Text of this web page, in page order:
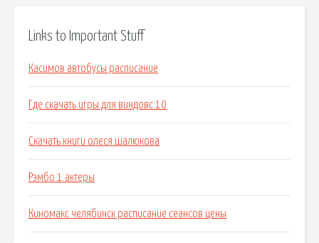
Links to Important Stuff
Касимов автобусы расписание
Где скачать игры для виндовс 10
Скачать книги олеся шалюкова
Рэмбо 1 актеры
Киномакс челябинск расписание сеансов цены